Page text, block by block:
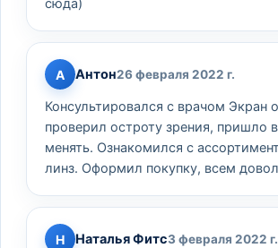
сюда)
А Антон26 февраля 2022 г.
Консультировался с врачом Экран
проверил остроту зрения, пришло
менять. Ознакомился с
линз. Оформил покупку, всем
Н Наталья Фитс3 февраля 2022 г.